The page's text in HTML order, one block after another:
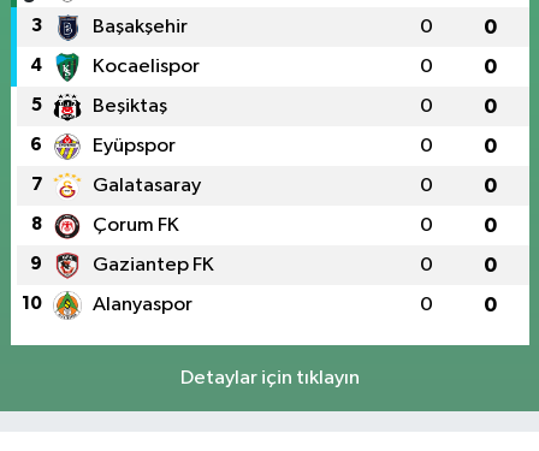
3 Başakşehir 0 0
4 Kocaelispor 0 0
5 Beşiktaş 0 0
6 Eyüpspor 0 0
7 Galatasaray 0 0
8 Çorum FK 0 0
9 Gaziantep FK 0 0
10 Alanyaspor 0 0
Detaylar için tıklayın